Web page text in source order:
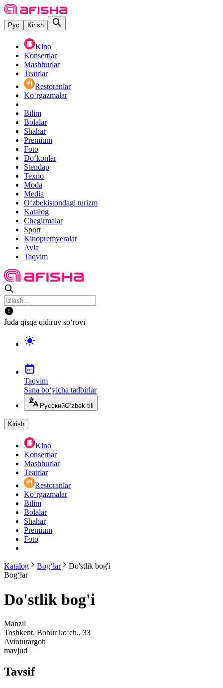
Рус Kirish
Kino
Konsertlar
Mashhurlar
Teatrlar
Restoranlar
Ko‘rgazmalar
Bilim
Bolalar
Shahar
Premium
Foto
Do‘konlar
Stendap
Texno
Moda
Media
O‘zbekistondagi turizm
Katalog
Chegirmalar
Sport
Kinopremyeralar
Avia
Taqvim
Juda qisqa qidiruv so‘rovi
Taqvim
Sana bo‘yicha tadbirlar
РусскийO‘zbek tili
Kirish
Kino
Konsertlar
Mashhurlar
Teatrlar
Restoranlar
Ko‘rgazmalar
Bilim
Bolalar
Shahar
Premium
Foto
Katalog Bog‘lar
Do'stlik bog'i
Bog‘lar
Do'stlik bog'i
Manzil
Toshkent, Bobur ko‘ch., 33
Avtoturargoh
mavjud
Tavsif